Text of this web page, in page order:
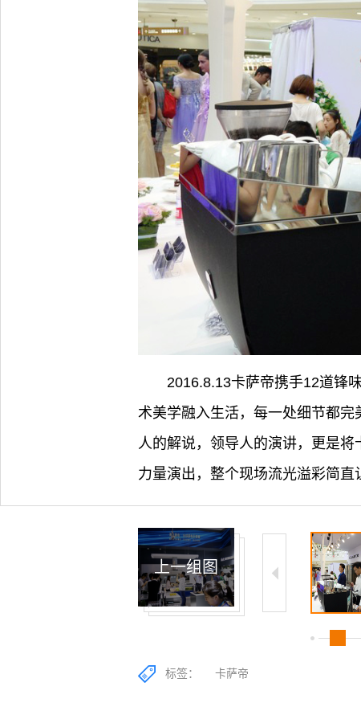
2016.8.13卡萨帝携手12道锋
术美学融入生活，每一处细节都
人的解说，领导人的演讲，更是
力量演出，整个现场流光溢彩简直
1/50
上一组图
标签： 卡萨帝